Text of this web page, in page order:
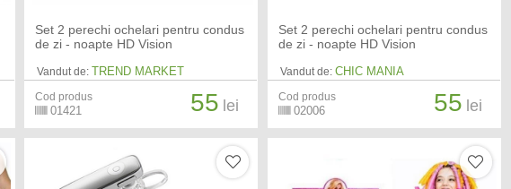
Set 2 perechi ochelari pentru condus
de zi - noapte HD Vision
Vandut de: TREND MARKET
Cod produs
01421 55 lei
Set 2 perechi ochelari pentru condus
de zi - noapte HD Vision
Vandut de: CHIC MANIA
Cod produs
02006 55 lei